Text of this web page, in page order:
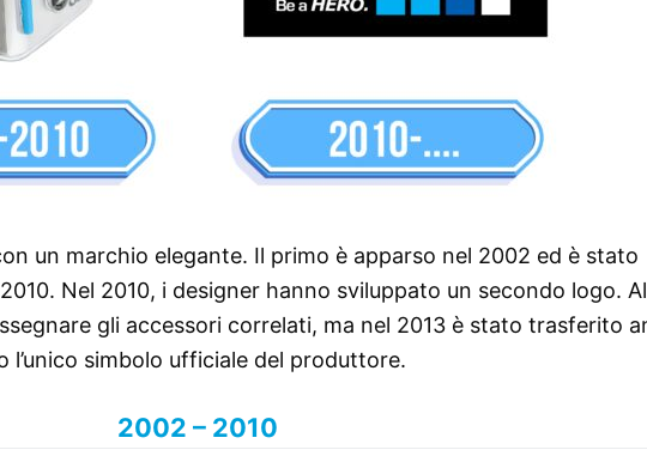
un marchio elegante. Il primo è apparso nel 2002 ed è stato
Nel 2010, i designer hanno sviluppato un secondo logo.
gli accessori correlati, ma nel 2013 è stato trasferito
l’unico simbolo ufficiale del produttore.
2002 – 2010